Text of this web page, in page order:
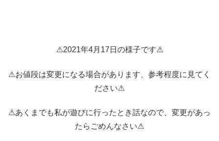
⚠2021年4月17日の様子です⚠
⚠お値段は変更になる場合があります、参考程度に見てく
ださい⚠
⚠あくまでも私が遊びに行ったとき話なので、変更があっ
たらごめんなさい⚠